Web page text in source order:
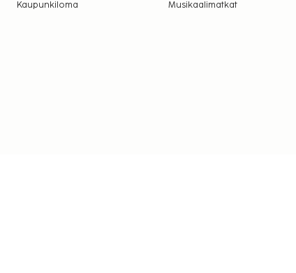
Kaupunkiloma
Musikaalimatkat